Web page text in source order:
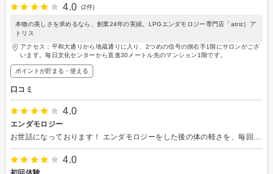
4.0
(2件)
本物の美しさを求めるなら、創業24年の実績。LPGエンダモロジー専門店「atriz］ア
トリス
アクセス：平和大通りから地蔵通りに入り、2つめの信号の側右手1階にサロンがござ
います。毎日文化センターから直進30メートル先のマンション1階です。
ポイントが貯まる・使える
口コミ
4.0
エンダモロジー
4.0